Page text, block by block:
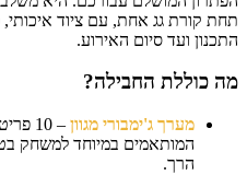
קורת גג אחת, עם ציוד איכותי,
ועד סיום האירוע.
כוללת החבילה?
מערך ג'ימבורי מגוון
– 10
המותאמים במיוחד למשחק בטוח
הרך.